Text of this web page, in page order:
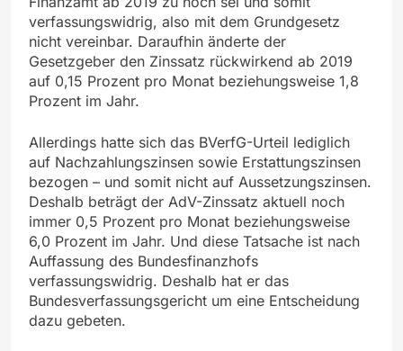
verfassungswidrig, also mit dem Grundgesetz
nicht vereinbar. Daraufhin änderte der
Gesetzgeber den Zinssatz rückwirkend ab 2019
auf 0,15 Prozent pro Monat beziehungsweise 1,8
Prozent im Jahr.
Allerdings hatte sich das BVerfG-Urteil lediglich
auf Nachzahlungszinsen sowie Erstattungszinsen
bezogen – und somit nicht auf Aussetzungszinsen.
Deshalb beträgt der AdV-Zinssatz aktuell noch
immer 0,5 Prozent pro Monat beziehungsweise
6,0 Prozent im Jahr. Und diese Tatsache ist nach
Auffassung des Bundesfinanzhofs
verfassungswidrig. Deshalb hat er das
Bundesverfassungsgericht um eine Entscheidung
dazu gebeten.